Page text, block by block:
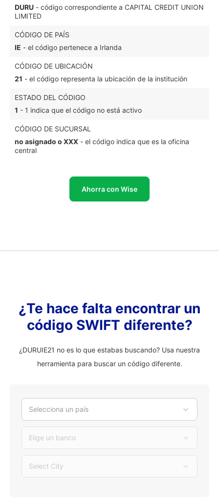
DURU - código correspondiente a CAPITAL CREDIT UNION
LIMITED
CÓDIGO DE PAÍS
IE - el código pertenece a Irlanda
CÓDIGO DE UBICACIÓN
21 - el código representa la ubicación de la institución
ESTADO DEL CÓDIGO
1 - 1 indica que el código no está activo
CÓDIGO DE SUCURSAL
no asignado o XXX - el código indica que es la oficina
central
Ahorra con Wise
¿Te hace falta encontrar un
código SWIFT diferente?
¿DURUIE21 no es lo que estabas buscando? Usa nuestra
herramienta para buscar un código diferente.
Selecciona un país
Elige un banco
Select City